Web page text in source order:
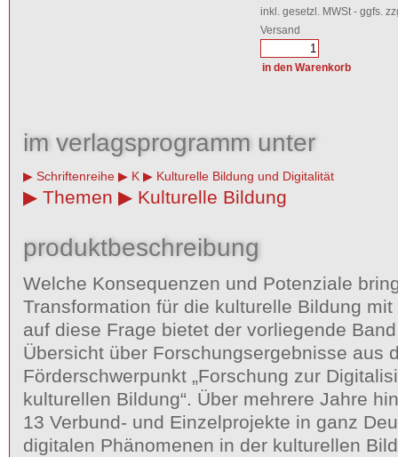
inkl. gesetzl. MWSt - ggfs.
Versand
im verlagsprogramm unter
Schriftenreihe K Kulturelle Bildung und Digitalität
Themen Kulturelle Bildung
produktbeschreibung
Welche Konsequenzen und Potenziale
Transformation für die kulturelle Bildung
auf diese Frage bietet der vorliegende
Übersicht über Forschungsergebnisse aus
Förderschwerpunkt „Forschung zur
kulturellen Bildung“. Über mehrere Jahre
13 Verbund- und Einzelprojekte in ganz
digitalen Phänomenen in der kulturellen